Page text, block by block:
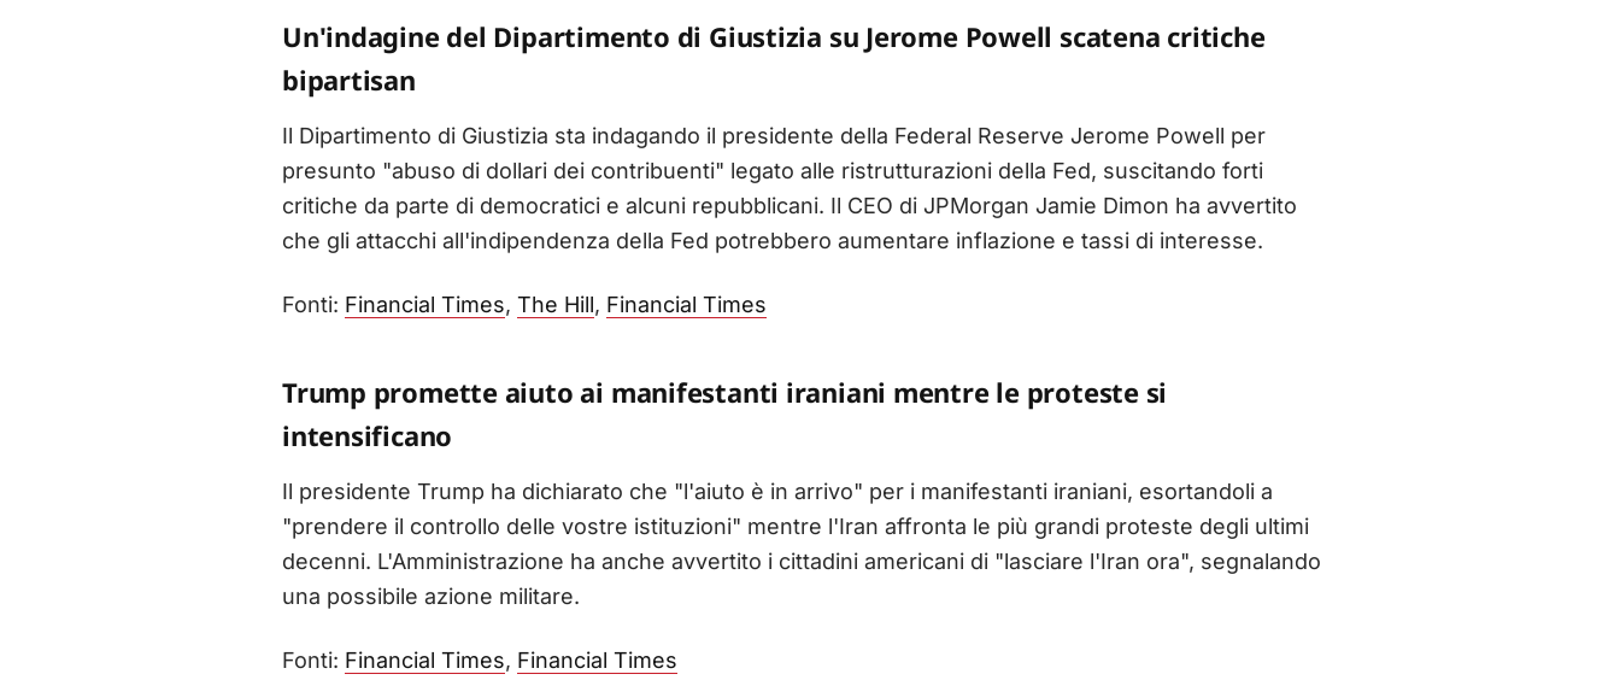
Un'indagine del Dipartimento di Giustizia su Jerome Powell scatena critiche
bipartisan
Il Dipartimento di Giustizia sta indagando il presidente della Federal Reserve Jerome Powell per
presunto "abuso di dollari dei contribuenti" legato alle ristrutturazioni della Fed, suscitando forti
critiche da parte di democratici e alcuni repubblicani. Il CEO di JPMorgan Jamie Dimon ha avvertito
che gli attacchi all'indipendenza della Fed potrebbero aumentare inflazione e tassi di interesse.
Fonti: Financial Times, The Hill, Financial Times
Trump promette aiuto ai manifestanti iraniani mentre le proteste si
intensificano
Il presidente Trump ha dichiarato che "l'aiuto è in arrivo" per i manifestanti iraniani, esortandoli a
"prendere il controllo delle vostre istituzioni" mentre l'Iran affronta le più grandi proteste degli ultimi
decenni. L'Amministrazione ha anche avvertito i cittadini americani di "lasciare l'Iran ora", segnalando
una possibile azione militare.
Fonti: Financial Times, Financial Times